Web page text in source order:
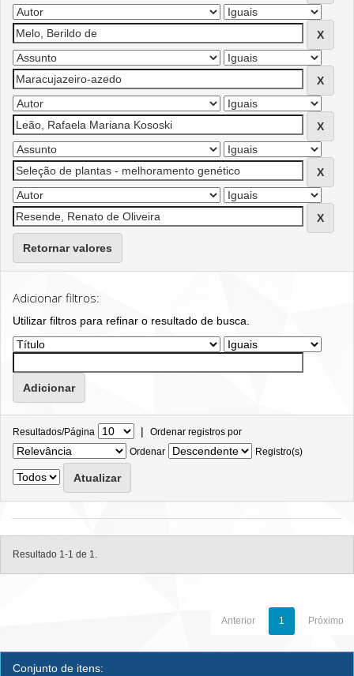
Retornar valores
Adicionar filtros:
Utilizar filtros para refinar o resultado de busca.
Resultados/Página | Ordenar registros por
Ordenar
Registro(s)
Resultado 1-1 de 1.
Anterior 1 Próximo
Conjunto de itens: